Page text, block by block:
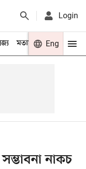
Login
মতামত খেলা
Eng
নাকচ